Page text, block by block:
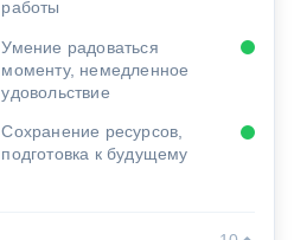
работы
Умение радоваться
моменту, немедленное
удовольствие
Сохранение ресурсов,
подготовка к будущему